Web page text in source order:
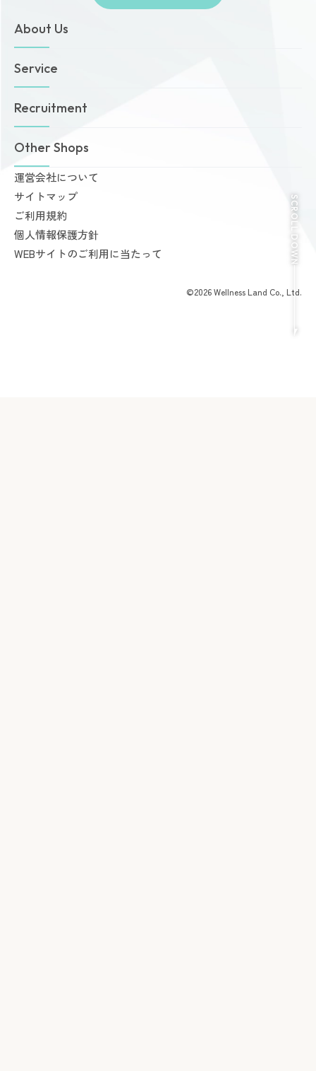
About Us
お知らせ
店舗一覧
ご予約から無料体験・見学までの流れ
料金案内
入会手続きのご案内
お支払いについて
よくあるご質問
会員様からいただいた声
Service
Amazonesのパーソナルトレーニング
AI姿勢診断・改善
Recruitment
Other Shops
完全個室PRIVATE GYM Highness
24時間ジム Amazones & Hercules
AMAZONES ONLINE SHOP
運営会社について
サイトマップ
ご利用規約
個人情報保護方針
WEBサイトのご利用に当たって
©2026 Wellness Land Co., Ltd.
SCROLL DOWN